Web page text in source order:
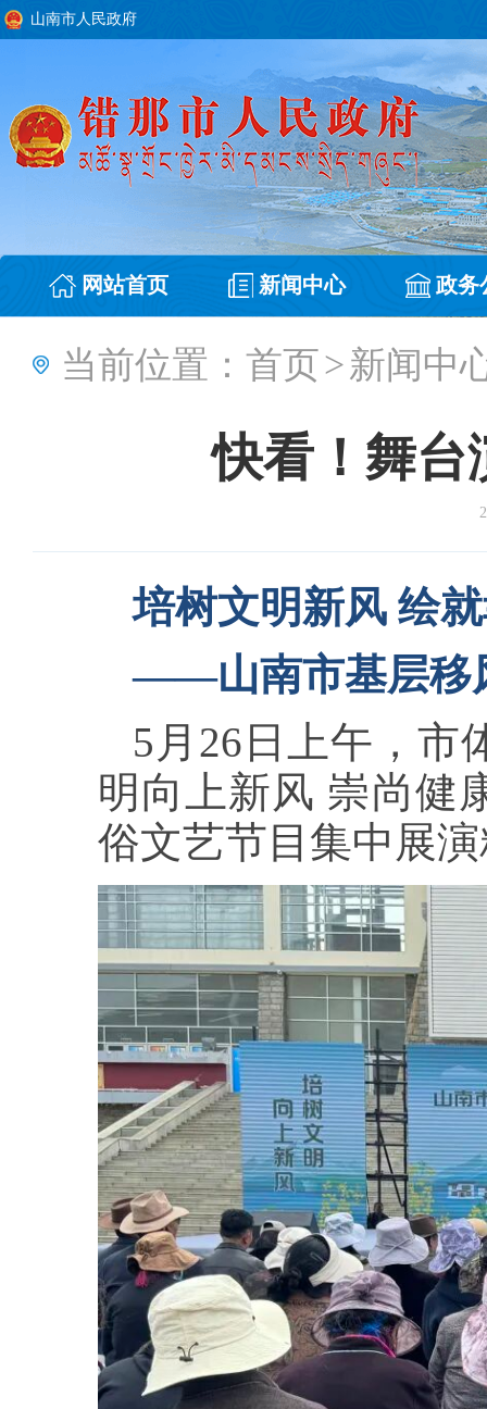
山南市人民政府
网站首页 新闻中心 政务
当前位置： 首页>新闻中
快看！舞台
培树文明新风 绘
——山南市基层移
5月26日上午，市
明向上新风 崇尚健
俗文艺节目集中展